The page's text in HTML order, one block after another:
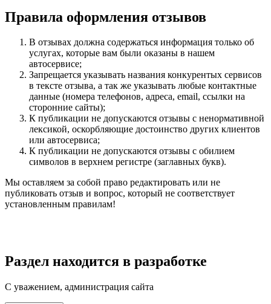
Правила оформления отзывов
В отзывах должна содержаться информация только об
услугах, которые вам были оказаны в нашем
автосервисе;
Запрещается указывать названия конкурентых сервисов
в тексте отзыва, а так же указывать любые контактные
данные (номера телефонов, адреса, email, ссылки на
сторонние сайты);
К публикации не допускаются отзывы с ненормативной
лексикой, оскорбляющие достоинство других клиентов
или автосервиса;
К публикации не допускаются отзывы с обилием
символов в верхнем регистре (заглавных букв).
Мы оставляем за собой право редактировать или не
публиковать отзыв и вопрос, который не соответствует
установленным правилам!
Раздел находится в разработке
С уважением, администрация сайта